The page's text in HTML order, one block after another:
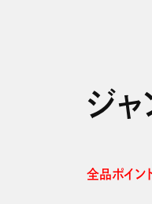
ジャ
全品ポイン